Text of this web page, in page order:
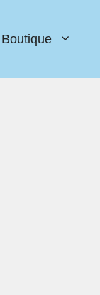
Boutique